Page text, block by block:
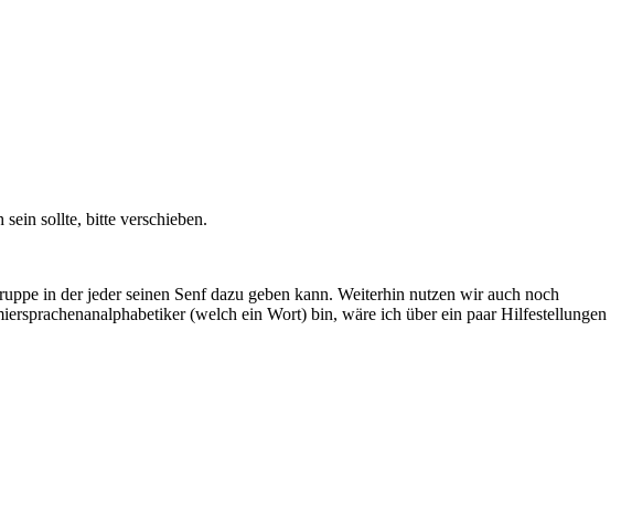
sollte, bitte verschieben.
in der jeder seinen Senf dazu geben kann. Weiterhin nutzen wir auch noch
(welch ein Wort) bin, wäre ich über ein paar Hilfestellungen